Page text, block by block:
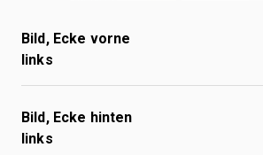
Bild, Ecke vorne
links
Bild, Ecke hinten
links